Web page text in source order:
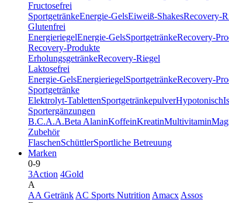
Fructosefrei
SportgetränkeEnergie-GelsEiweiß-ShakesRecovery-
Glutenfrei
EnergieriegelEnergie-GelsSportgetränkeRecovery-
Recovery-Produkte
ErholungsgetränkeRecovery-Riegel
Laktosefrei
Energie-GelsEnergieriegelSportgetränkeRecovery-
Sportgetränke
Elektrolyt-TablettenSportgetränkepulverHypotonisch
Sportergänzungen
B.C.A.A.Beta AlaninKoffeinKreatinMultivitamin
Zubehör
FlaschenSchüttlerSportliche Betreuung
Marken
0-9
3Action 4Gold
A
AA Getränk AC Sports Nutrition Amacx Assos